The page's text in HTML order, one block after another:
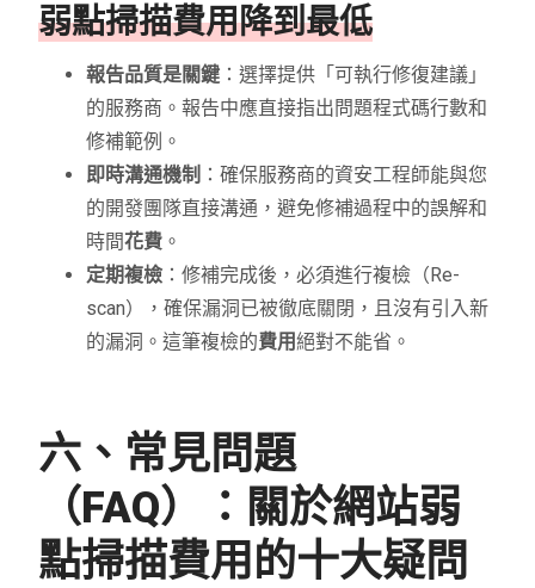
弱點掃描費用降到最低
報告品質是關鍵 ：選擇提供「可執行修復建議」
的服務商。報告中應直接指出問題程式碼行數和
修補範例。
即時溝通機制 ：確保服務商的資安工程師能與您
的開發團隊直接溝通，避免修補過程中的誤解和
時間花費 。
定期複檢 ：修補完成後，必須進行複檢（Re-
scan），確保漏洞已被徹底關閉，且沒有引入新
的漏洞。這筆複檢的費用絕對不能省。
六、常見問題
（FAQ）：關於網站弱
點掃描費用的十大疑問